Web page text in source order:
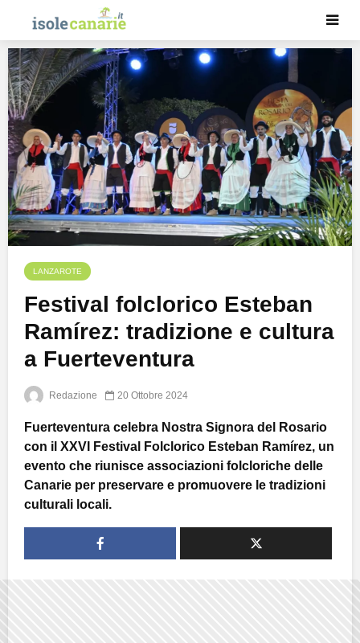
LANZAROTE
Festival folclorico Esteban
Ramírez: tradizione e cultura
a Fuerteventura
Redazione 20 Ottobre 2024
Fuerteventura celebra Nostra Signora del Rosario
con il XXVI Festival Folclorico Esteban Ramírez, un
evento che riunisce associazioni folcloriche delle
Canarie per preservare e promuovere le tradizioni
culturali locali.